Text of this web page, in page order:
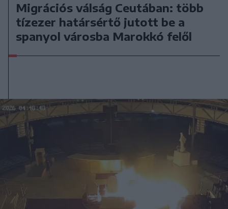
Migrációs válság Ceutában: több
tízezer határsértő jutott be a
spanyol városba Marokkó felől